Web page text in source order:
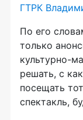
ГТРК
По его
только
культурно-
решать, с
посещать
спектакль,